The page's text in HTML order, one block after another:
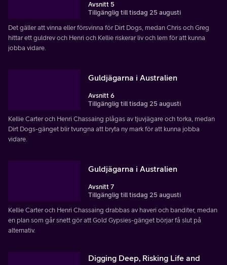
Avsnitt 5
Tillgänglig till tisdag 25 augusti
Det gäller att vinna eller försvinna för Dirt Dogs, medan Chris och Greg
hittar ett guldrev och Henri och Kellie riskerar liv och lem för att kunna
jobba vidare.
Guldjägarna i Australien
Avsnitt 6
Tillgänglig till tisdag 25 augusti
Kellie Carter och Henri Chassaing plågas av tjuvjägare och torka, medan
Dirt Dogs-gänget blir tvungna att bryta ny mark för att kunna jobba
vidare.
Guldjägarna i Australien
Avsnitt 7
Tillgänglig till tisdag 25 augusti
Kellie Carter och Henri Chassaing drabbas av haveri och banditer, medan
en plan som går snett gör att Gold Gypsies-gänget börjar få slut på
alternativ.
Digging Deep, Risking Life and